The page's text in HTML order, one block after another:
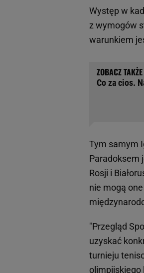
Występ w
z wymogów
warunkiem
Co za cios.
Tym samym
Paradoksem
Rosji i
nie mogą
"Przegląd
uzyskać
turnieju
olimpijskiego